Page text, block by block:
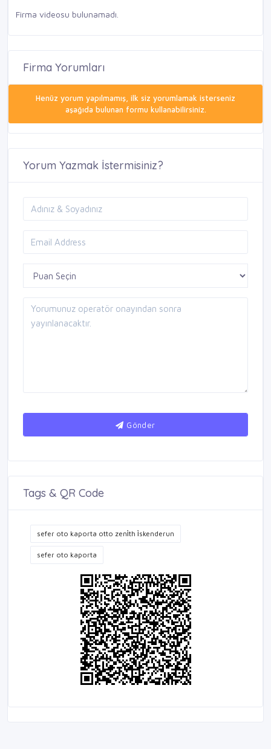
Firma videosu bulunamadı.
Firma Yorumları
Henüz yorum yapılmamış, ilk siz yorumlamak isterseniz
aşağıda bulunan formu kullanabilirsiniz.
Yorum Yazmak İstermisiniz?
Gönder
Tags & QR Code
sefer oto kaporta otto zeni̇th i̇skenderun
sefer oto kaporta